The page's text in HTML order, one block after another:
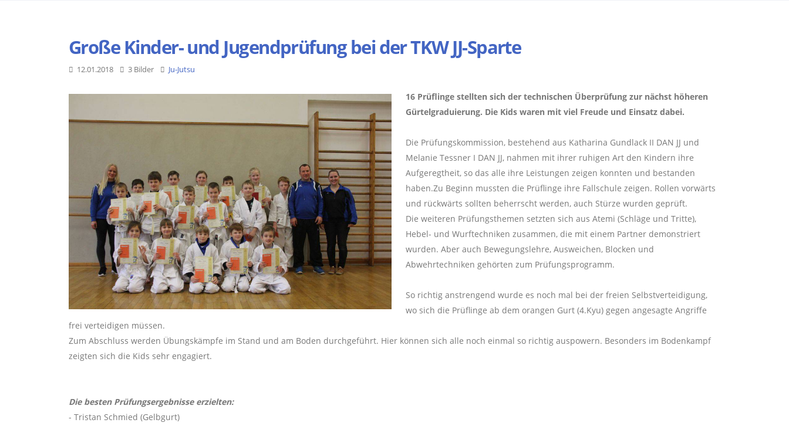
Große Kinder- und Jugendprüfung bei der TKW JJ-Sparte
12.01.2018 3 Bilder Ju-Jutsu
16 Prüflinge stellten sich der technischen Überprüfung zur nächst höheren
Gürtelgraduierung. Die Kids waren mit viel Freude und Einsatz dabei.
Die Prüfungskommission, bestehend aus Katharina Gundlack II DAN JJ und
Melanie Tessner I DAN JJ, nahmen mit ihrer ruhigen Art den Kindern ihre
Aufgeregtheit, so das alle ihre Leistungen zeigen konnten und bestanden
haben.Zu Beginn mussten die Prüflinge ihre Fallschule zeigen. Rollen vorwärts
und rückwärts sollten beherrscht werden, auch Stürze wurden geprüft.
Die weiteren Prüfungsthemen setzten sich aus Atemi (Schläge und Tritte),
Hebel- und Wurftechniken zusammen, die mit einem Partner demonstriert
wurden. Aber auch Bewegungslehre, Ausweichen, Blocken und
Abwehrtechniken gehörten zum Prüfungsprogramm.
So richtig anstrengend wurde es noch mal bei der freien Selbstverteidigung,
wo sich die Prüflinge ab dem orangen Gurt (4.Kyu) gegen angesagte Angriffe
frei verteidigen müssen.
Zum Abschluss werden Übungskämpfe im Stand und am Boden durchgeführt. Hier können sich alle noch einmal so richtig auspowern. Besonders im Bodenkampf
zeigten sich die Kids sehr engagiert.
Die besten Prüfungsergebnisse erzielten:
- Tristan Schmied (Gelbgurt)